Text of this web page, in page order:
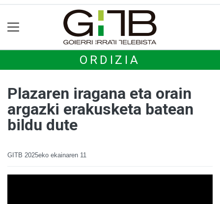
ORDIZIA
Plazaren iragana eta orain
argazki erakusketa batean
bildu dute
GITB 2025eko ekainaren 11